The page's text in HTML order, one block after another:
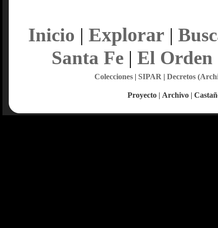
Inicio | Explorar |
Santa Fe| El Orden
Colecciones| SIPAR | Decretos
Proyecto | Archivo |